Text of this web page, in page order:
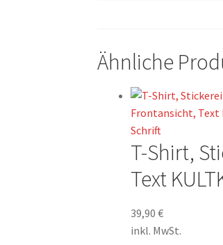
Ähnliche
T-Shirt,
Text
39,90€
inkl. MwSt.